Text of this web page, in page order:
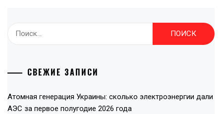
СВЕЖИЕ ЗАПИСИ
Атомная генерация Украины: сколько электроэнергии дали
АЭС за первое полугодие 2026 года